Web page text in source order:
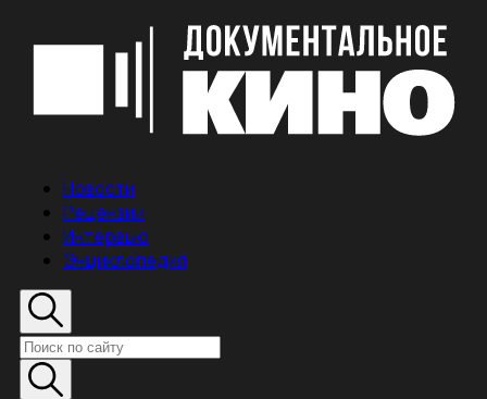
Новости
Рецензии
Интервью
Энциклопедия